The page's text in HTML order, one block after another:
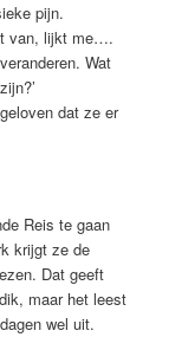
pijn.
van, lijkt me….
Wat
dat ze er
Reis te gaan
krijgt ze de
Dat geeft
maar het leest
wel uit.